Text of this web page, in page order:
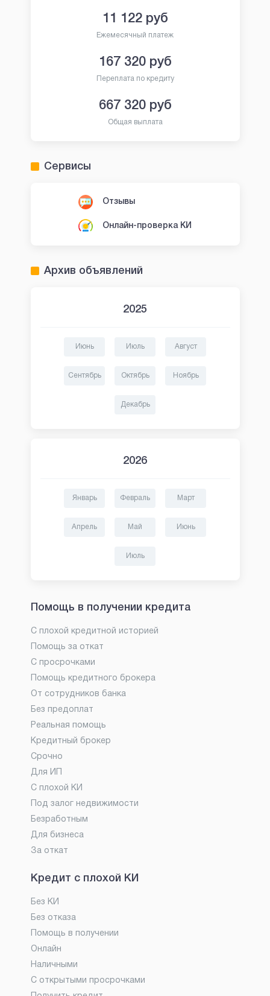
11 122руб
Ежемесячный платеж
167 320руб
Переплата по кредиту
667 320руб
Общая выплата
Сервисы
Отзывы
Онлайн-проверка КИ
Архив объявлений
2025
Июнь Июль Август
Сентябрь Октябрь Ноябрь
Декабрь
2026
Январь Февраль Март
Апрель Май Июнь
Июль
Помощь в получении кредита
С плохой кредитной историей
Помощь за откат
С просрочками
Помощь кредитного брокера
От сотрудников банка
Без предоплат
Реальная помощь
Кредитный брокер
Срочно
Для ИП
С плохой КИ
Под залог недвижимости
Безработным
Для бизнеса
За откат
Кредит с плохой КИ
Без КИ
Без отказа
Помощь в получении
Онлайн
Наличными
С открытыми просрочками